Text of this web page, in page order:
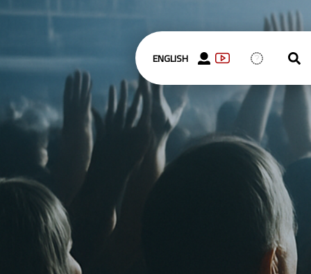
ENGLISH